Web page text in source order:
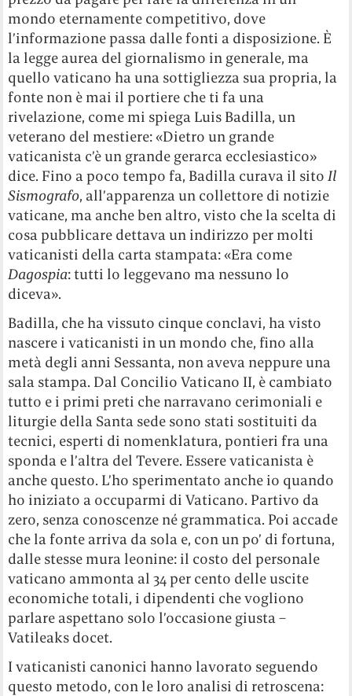
mondo eternamente competitivo, dove
l’informazione passa dalle fonti a disposizione. È
la legge aurea del giornalismo in generale, ma
quello vaticano ha una sottigliezza sua propria, la
fonte non è mai il portiere che ti fa una
rivelazione, come mi spiega Luis Badilla, un
veterano del mestiere: «Dietro un grande
vaticanista c’è un grande gerarca ecclesiastico»
dice. Fino a poco tempo fa, Badilla curava il sitoIl
Sismografo, all’apparenza un collettore di notizie
vaticane, ma anche ben altro, visto che la scelta di
cosa pubblicare dettava un indirizzo per molti
vaticanisti della carta stampata: «Era come
Dagospia: tutti lo leggevano ma nessuno lo
diceva».
Badilla, che ha vissuto cinque conclavi, ha visto
nascere i vaticanisti in un mondo che, fino alla
metà degli anni Sessanta, non aveva neppure una
sala stampa. Dal Concilio Vaticano II, è cambiato
tutto e i primi preti che narravano cerimoniali e
liturgie della Santa sede sono stati sostituiti da
tecnici, esperti di nomenklatura, pontieri fra una
sponda e l’altra del Tevere. Essere vaticanista è
anche questo. L’ho sperimentato anche io quando
ho iniziato a occuparmi di Vaticano. Partivo da
zero, senza conoscenze né grammatica. Poi accade
che la fonte arriva da sola e, con un po’ di fortuna,
dalle stesse mura leonine: il costo del personale
vaticano ammonta al 34 per cento delle uscite
economiche totali, i dipendenti che vogliono
parlare aspettano solo l’occasione giusta –
Vatileaks docet.
I vaticanisti canonici hanno lavorato seguendo
questo metodo, con le loro analisi di retroscena: